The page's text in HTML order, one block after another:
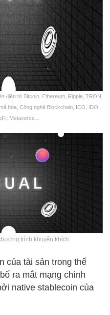
điện tử Bitcoin, Ethereum, Ripple, TRON,
hóa, Công nghệ Blockchain, ICO, IDO,
Metaverse…
trình khuyến khích
của tài sản trong thế
ra mắt mạng chính
native stablecoin của